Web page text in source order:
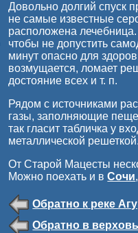
Довольно долгий спуск
не самые известные
расположена
чтобы не допустить
минут опасно для
возмущается, ломает
достояние всех и т. п.
Рядом с источниками
газы, заполняющие
так гласит табличка у
металлической
От Старой Мацесты
Можно поехать и вСочи
Обратно к реке
Обратно в